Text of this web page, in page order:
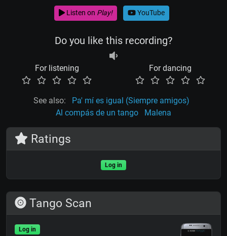
Listen on Play! YouTube
Do you like this recording?
For listening For dancing
See also:
Pa' mí es igual (Siempre amigos)
Al compás de un tango
Malena
Ratings
Log in
Tango Scan
Log in